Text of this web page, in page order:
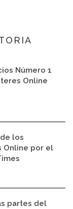
Número 1
Online
los
Online por el
partes del